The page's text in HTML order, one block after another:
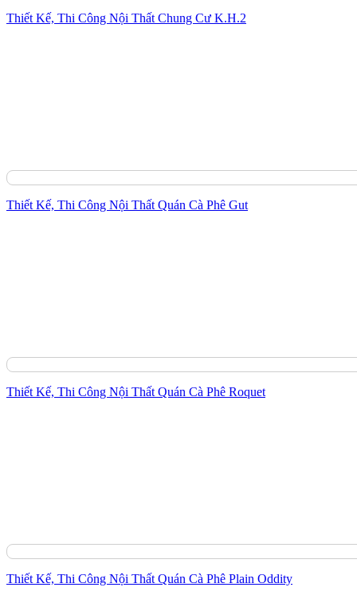
Thiết Kế, Thi Công Nội Thất Chung Cư K.H.2
Thiết Kế, Thi Công Nội Thất Quán Cà Phê Gut
Thiết Kế, Thi Công Nội Thất Quán Cà Phê Roquet
Thiết Kế, Thi Công Nội Thất Quán Cà Phê Plain Oddity